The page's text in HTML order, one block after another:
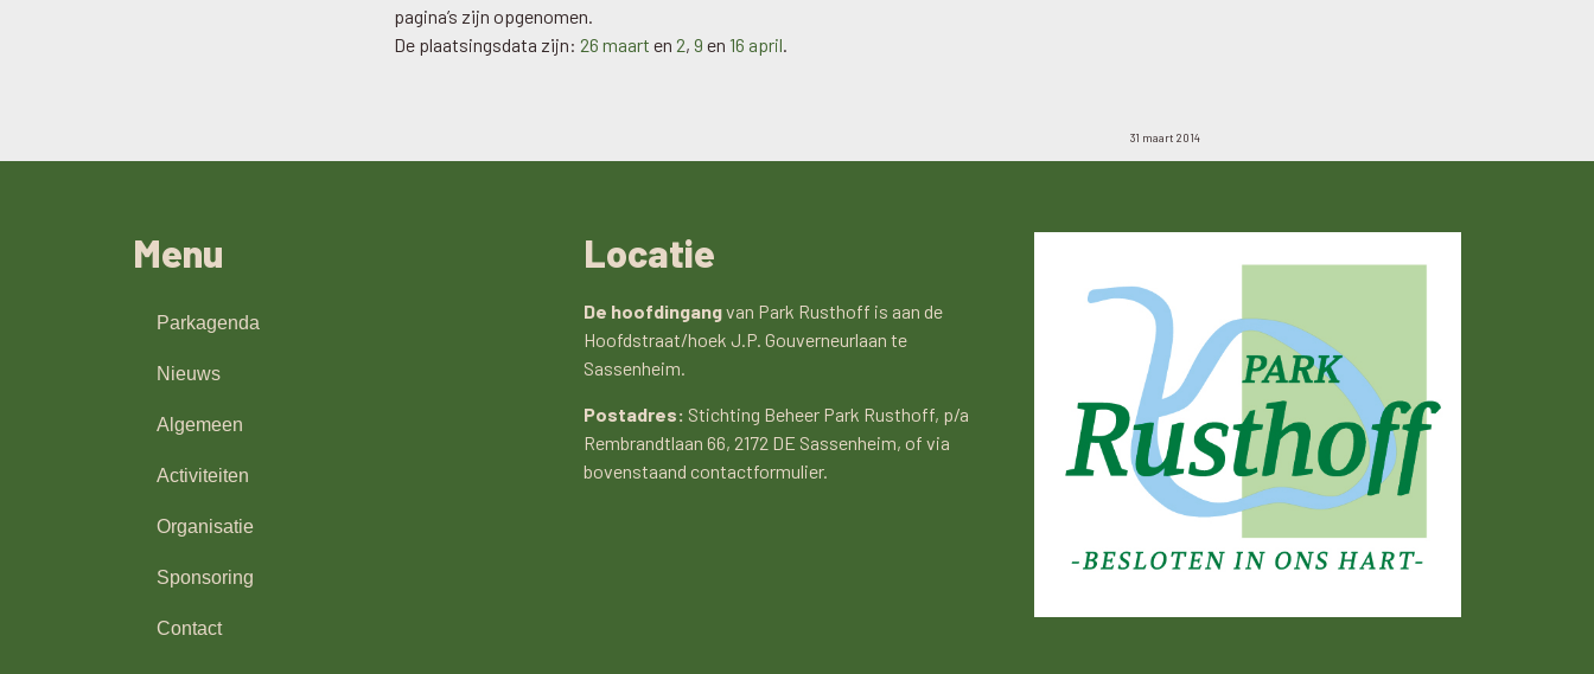
pagina’s zijn opgenomen.
De plaatsingsdata zijn: 26 maart en 2, 9 en 16 april
31 maart 2014
Menu
Parkagenda
Nieuws
Algemeen
Activiteiten
Organisatie
Sponsoring
Contact
Locatie
De hoofdingangvan Park Rusthoff is aan de
Hoofdstraat/hoek J.P. Gouverneurlaan te
Sassenheim.
Postadres: Stichting Beheer Park Rusthoff, p/a
Rembrandtlaan 66, 2172 DE Sassenheim, of via
bovenstaand contactformulier.